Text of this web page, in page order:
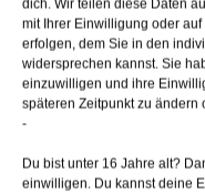
dich. Wir teilen diese Daten
mit Ihrer Einwilligung oder
erfolgen, dem Sie in den
widersprechen kannst. Sie
einzuwilligen und ihre
späteren Zeitpunkt zu ändern
-
Du bist unter 16 Jahre alt?
einwilligen. Du kannst deine
Des Weiteren soll der
zur Unterstützung für
Kurzarbeitergeld verlängert
sollen Wohngeldempfänger
270 € und Wohngeld-
Bezug 230 € pro Person